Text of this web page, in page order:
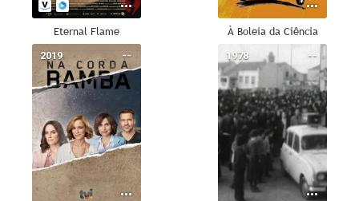
Eternal Flame À Boleia da Ciência
--
2019 --
1978